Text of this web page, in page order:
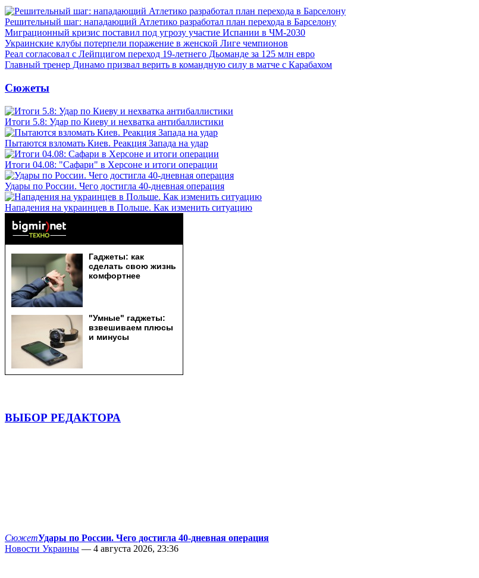
Решительный шаг: нападающий Атлетико разработал план перехода в Барселону
Миграционный кризис поставил под угрозу участие Испании в ЧМ-2030
Украинские клубы потерпели поражение в женской Лиге чемпионов
Реал согласовал с Лейпцигом переход 19-летнего Дьоманде за 125 млн евро
Главный тренер Динамо призвал верить в командную силу в матче с Карабахом
Сюжеты
Итоги 5.8: Удар по Киеву и нехватка антибаллистики
Пытаются взломать Киев. Реакция Запада на удар
Итоги 04.08: "Сафари" в Херсоне и итоги операции
Удары по России. Чего достигла 40-дневная операция
Нападения на украинцев в Польше. Как изменить ситуацию
ВЫБОР РЕДАКТОРА
СюжетУдары по России. Чего достигла 40-дневная операция
Новости Украины — 4 августа 2026, 23:36